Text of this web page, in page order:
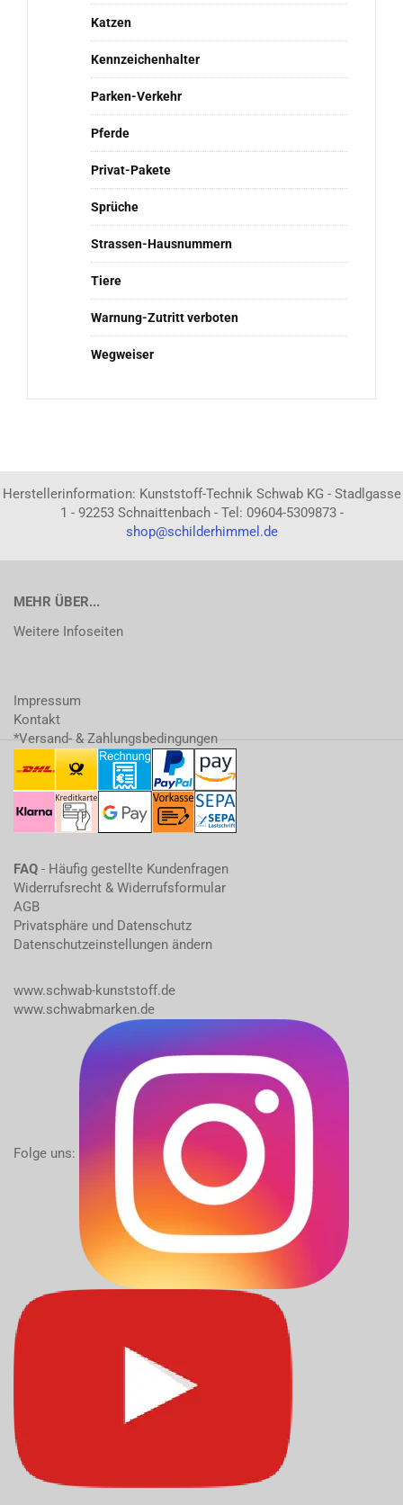
Katzen
Kennzeichenhalter
Parken-Verkehr
Pferde
Privat-Pakete
Sprüche
Strassen-Hausnummern
Tiere
Warnung-Zutritt verboten
Wegweiser
Herstellerinformation: Kunststoff-Technik Schwab KG - Stadlgasse
1 - 92253 Schnaittenbach - Tel: 09604-5309873 -
shop@schilderhimmel.de
MEHR ÜBER...
Weitere Infoseiten
Impressum
Kontakt
*Versand- & Zahlungsbedingungen
FAQ - Häufig gestellte Kundenfragen
Widerrufsrecht & Widerrufsformular
AGB
Privatsphäre und Datenschutz
Datenschutzeinstellungen ändern
www.schwab-kunststoff.de
www.schwabmarken.de
Folge uns: